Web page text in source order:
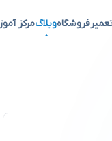
فروشگاهوبلاگمرکز